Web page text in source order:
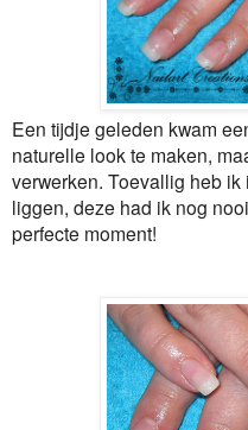
Een tijdje geleden kwam
naturelle look te maken,
verwerken. Toevallig heb
liggen, deze had ik nog
perfecte moment!